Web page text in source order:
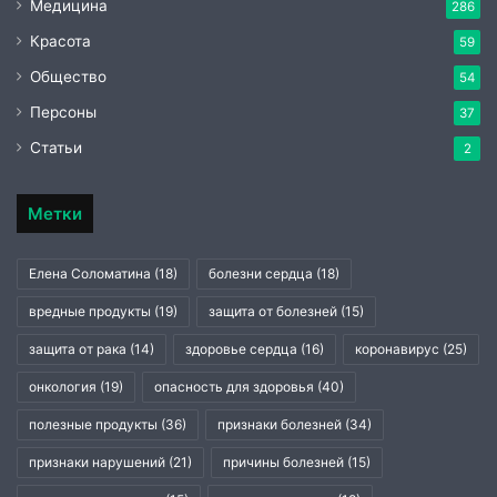
Медицина 286
Красота 59
Общество 54
Персоны 37
Статьи 2
Метки
Елена Соломатина (18) болезни сердца (18)
вредные продукты (19) защита от болезней (15)
защита от рака (14) здоровье сердца (16) коронавирус (25)
онкология (19) опасность для здоровья (40)
полезные продукты (36) признаки болезней (34)
признаки нарушений (21) причины болезней (15)